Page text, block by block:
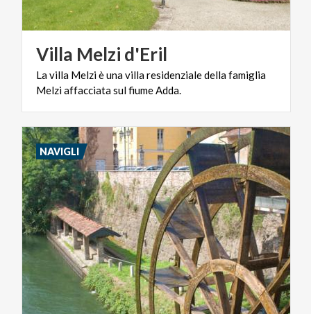
Villa Melzi d'Eril
Lavilla Melzièunavillaresidenzialedellafamiglia
MelziaffacciatasulfiumeAdda.
NAVIGLI